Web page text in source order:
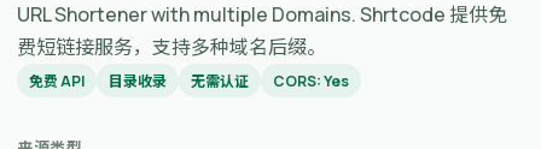
URL Shortener with multiple Domains. Shrtcode 提供免
费短链接服务，支持多种域名后缀。
免费 API 目录收录 无需认证 CORS: Yes